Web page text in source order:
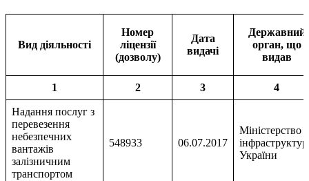
Вид діяльності
Номер
ліцензії
(дозволу)
Дата
видачі
Державний
орган, що
видав
1 2 3 4
Надання послуг з
перевезення
небезпечних
вантажiв
залiзничним
транспортом
548933 06.07.2017
Мiнiстерство
України